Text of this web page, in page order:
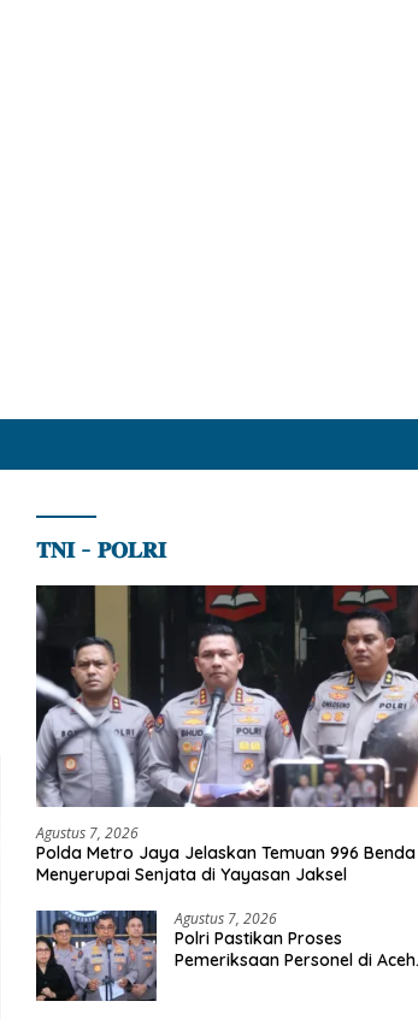
𝐓𝐍𝐈 – 𝐏𝐎𝐋𝐑𝐈
Agustus 7, 2026
Polda Metro Jaya Jelaskan Temuan 996 Benda
Menyerupai Senjata di Yayasan Jaksel
Agustus 7, 2026
Polri Pastikan Proses
Pemeriksaan Personel di Aceh